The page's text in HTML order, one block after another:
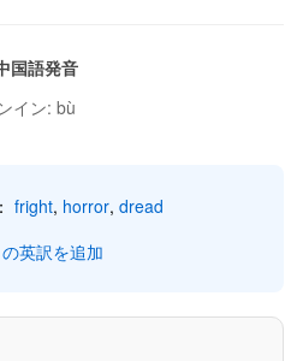
国語発音
イン: bù
fright, horror, dread
の英訳を追加